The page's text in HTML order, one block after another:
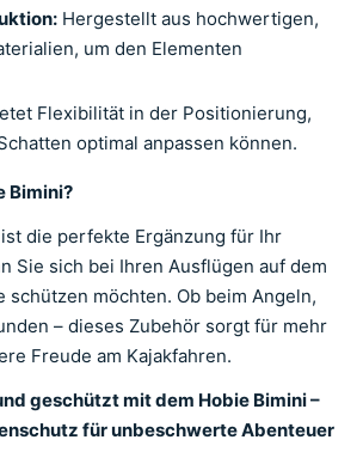
Hergestellt aus hochwertigen,
um den Elementen
Flexibilität in der Positionierung,
optimal anpassen können.
Bimini?
die perfekte Ergänzung für Ihr
Sie sich bei Ihren Ausflügen auf dem
schützen möchten. Ob beim Angeln,
– dieses Zubehör sorgt für mehr
Freude am Kajakfahren.
geschützt mit dem Hobie Bimini –
für unbeschwerte Abenteuer